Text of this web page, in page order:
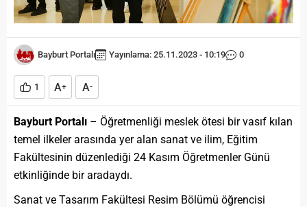
Bayburt Portalı Yayınlama: 25.11.2023 - 10:19 0
1 A+ A-
Bayburt Portalı – Öğretmenliği meslek ötesi bir vasıf kılan
temel ilkeler arasında yer alan sanat ve ilim, Eğitim
Fakültesinin düzenlediği 24 Kasım Öğretmenler Günü
etkinliğinde bir aradaydı.
Sanat ve Tasarım Fakültesi Resim Bölümü öğrencisi